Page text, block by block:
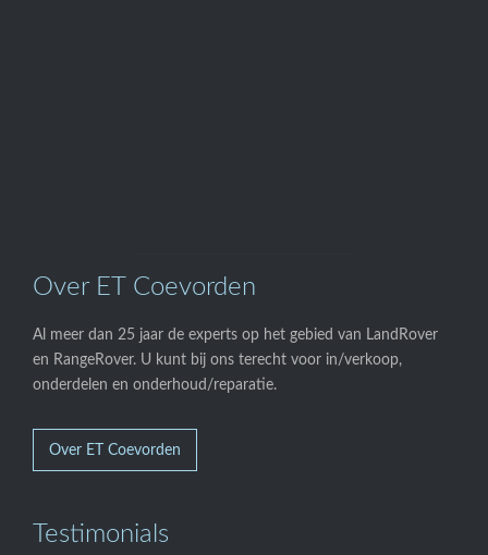
Over ET Coevorden
Al meer dan 25 jaar de experts op het gebied van LandRover
en RangeRover. U kunt bij ons terecht voor in/verkoop,
onderdelen en onderhoud/reparatie.
Over ET Coevorden
Testimonials